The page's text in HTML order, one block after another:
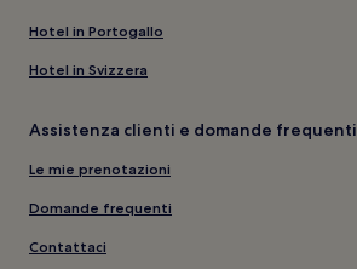
Hotel in Portogallo
Hotel in Svizzera
Assistenza clienti e domande frequenti
Le mie prenotazioni
Domande frequenti
Contattaci